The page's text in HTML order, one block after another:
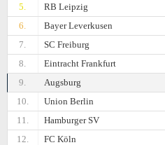
5.
RB Leipzig
6.
Bayer Leverkusen
7.
SC Freiburg
8.
Eintracht Frankfurt
9.
Augsburg
10.
Union Berlin
11.
Hamburger SV
12.
FC Köln